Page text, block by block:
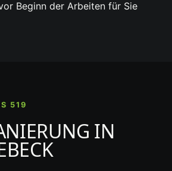
Beginn der Arbeiten für Sie
519
IN